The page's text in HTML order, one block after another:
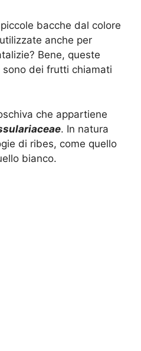
bacche dal colore
anche per
Bene, queste
dei frutti chiamati
che appartiene
. In natura
di ribes, come quello
bianco.